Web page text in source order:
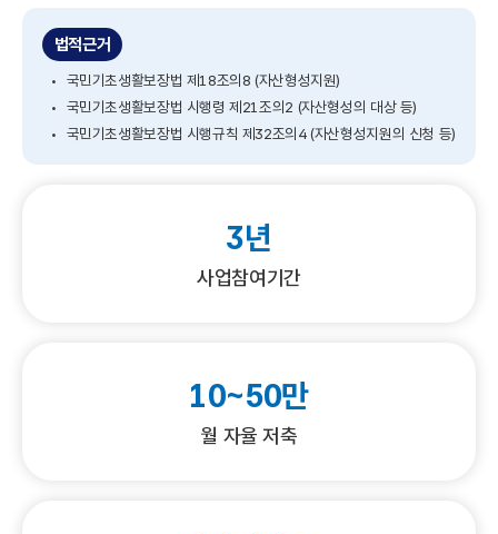
법적근거
국민기초생활보장법 제18조의8 (자산형성지원)
국민기초생활보장법 시행령 제21조의2 (자산형성의 대상 등)
국민기초생활보장법 시행규칙 제32조의4 (자산형성지원의 신청 등)
3년
사업참여기간
10~50만
월 자율 저축